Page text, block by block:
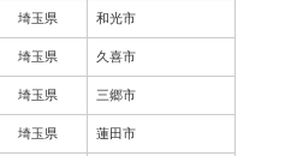
埼玉県 和光市
埼玉県 久喜市
埼玉県 三郷市
埼玉県 蓮田市